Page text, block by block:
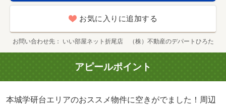
お気に入りに追加する
お問い合わせ先 いい部屋ネット折尾店 （株）不動産のデパートひろた
アピールポイント
本城学研台エリアのおススメ物件に空きがでました！周辺